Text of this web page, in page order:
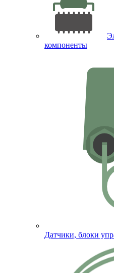
компоненты
Датчики, блоки